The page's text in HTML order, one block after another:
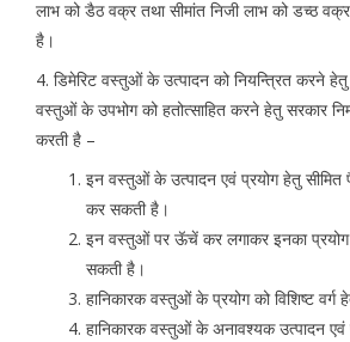
लाभ को डैठ वक्र तथा सीमांत निजी लाभ को डच्ठ वक्र
है।
4. डिमेरिट वस्तुओं के उत्पादन को नियन्त्रित करने
वस्तुओं के उपभोग को हतोत्साहित करने हेतु सरकार
करती है –
इन वस्तुओं के उत्पादन एवं प्रयोग हेतु सीमित
कर सकती है।
इन वस्तुओं पर ऊॅचें कर लगाकर इनका प्रयोग
सकती है।
हानिकारक वस्तुओं के प्रयोग को विशिष्ट वर्ग
हानिकारक वस्तुओं के अनावश्यक उत्पादन एवं